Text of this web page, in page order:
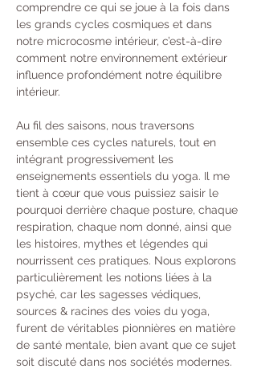
comprendre ce qui se joue à la fois dans
les grands cycles cosmiques et dans
notre microcosme intérieur, c’est-à-dire
comment notre environnement extérieur
influence profondément notre équilibre
intérieur.
Au fil des saisons, nous traversons
ensemble ces cycles naturels, tout en
intégrant progressivement les
enseignements essentiels du yoga. Il me
tient à cœur que vous puissiez saisir le
pourquoi derrière chaque posture, chaque
respiration, chaque nom donné, ainsi que
les histoires, mythes et légendes qui
nourrissent ces pratiques. Nous explorons
particulièrement les notions liées à la
psyché, car les sagesses védiques,
sources & racines des voies du yoga,
furent de véritables pionnières en matière
de santé mentale, bien avant que ce sujet
soit discuté dans nos sociétés modernes.